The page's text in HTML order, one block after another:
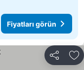
Fiyatları görün
Paylaş